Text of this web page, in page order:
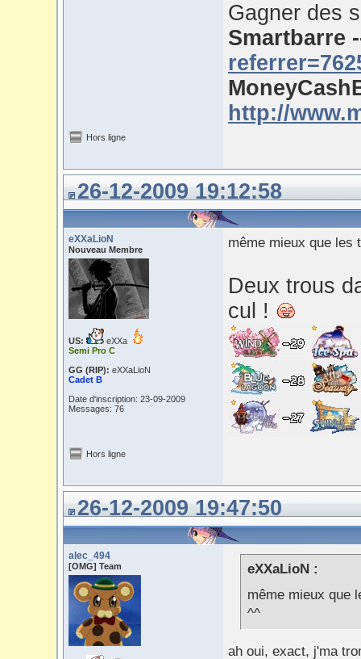
Gagner des
Smartbarre
http://
Hors ligne
26-12-2009 19:12:58
eXXaLioN
Nouveau Membre
US:
eXXa
Semi Pro C
GG (RIP): eXXaLioN
Cadet B
Date d'inscription: 23-09-2009
Messages: 76
même mieux que les
Deux trous
cul !
Hors ligne
26-12-2009 19:47:50
alec_494
[OMG] Team
eXXaLioN :
même mieux que
^^
ah oui, exact, j'ma